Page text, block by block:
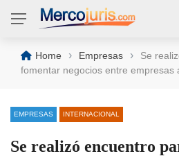
Home › Empresas ›
Se
fomentar negocios entre empresas
EMPRESAS INTERNACIONAL
Se realizó encuentro